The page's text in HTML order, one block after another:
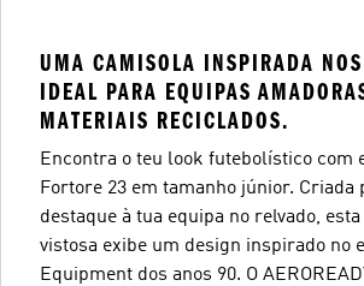
UMA CAMISOLA INSPIRADA
IDEAL PARA EQUIPAS
MATERIAIS RECICLADOS.
Encontra o teu look futebolístico com
Fortore 23 em tamanho júnior. Criada
destaque à tua equipa no relvado,
vistosa exibe um design inspirado no
Equipment dos anos 90. O